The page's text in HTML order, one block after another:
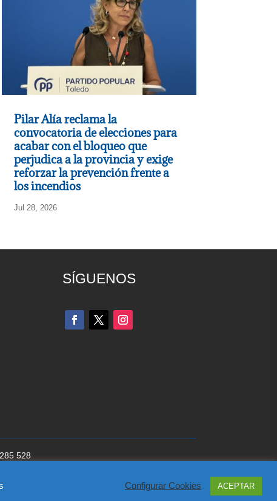
Pilar Alía reclama la
convocatoria de elecciones para
acabar con el bloqueo que
perjudica a la provincia y exige
reforzar la prevención frente a
los incendios
Jul 28, 2026
SÍGUENOS
528
Configurar Cookies ACEPTAR